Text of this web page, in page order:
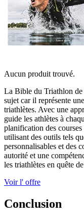
Aucun produit trouvé.
La Bible du Triathlon de
sujet car il représente
triathlètes. Avec une
guide les athlètes à
planification des
utilisant des outils tels
personnalisables et des
autorité et une
les triathlètes en quête
Voir l' offre
Conclusion